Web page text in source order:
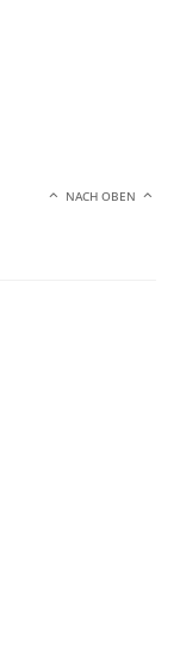
NACH OBEN